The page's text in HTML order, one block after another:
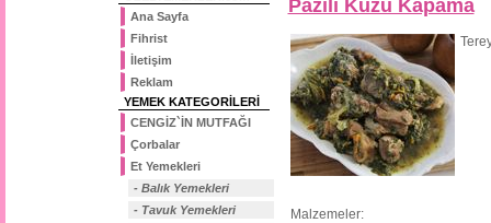
Ana Sayfa
Fihrist
İletişim
Reklam
YEMEK KATEGORİLERİ
CENGİZ`İN MUTFAĞI
Çorbalar
Et Yemekleri
- Balık Yemekleri
- Tavuk Yemekleri
Pazılı Kuzu Kapama
Malzemeler: